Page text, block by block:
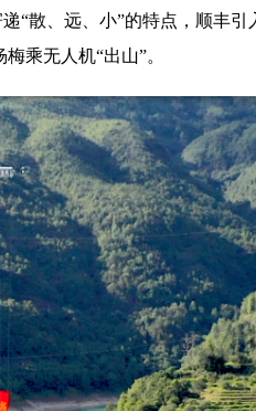
“散、远、小”的特点，顺丰
乘无人机“出山”。